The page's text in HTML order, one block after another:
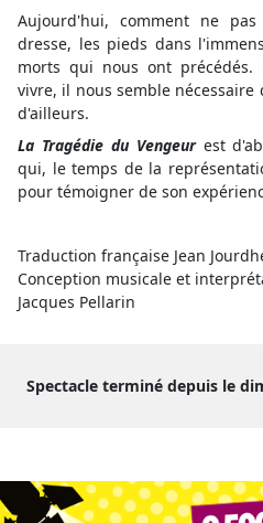
Aujourd'hui, comment ne
dresse, les pieds dans
morts qui nous ont précédés.
vivre, il nous semble
d'ailleurs.
La Tragédie du Vengeurest
qui, le temps de la
pour témoigner de son
Traduction française Jean
Conception musicale et
Jacques Pellarin
Spectacle terminé depuis le